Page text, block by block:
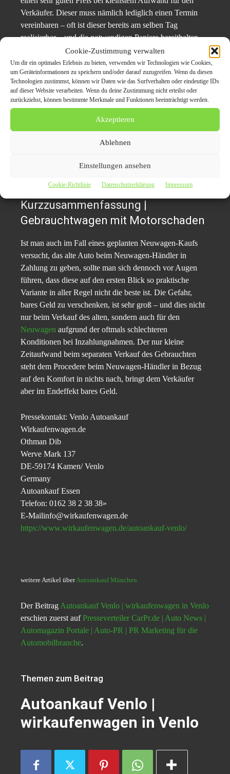
Cookie-Zustimmung verwalten
Um dir ein optimales Erlebnis zu bieten, verwenden wir Technologien wie Cookies,
um Geräteinformationen zu speichern und/oder darauf zuzugreifen. Wenn du diesen
Technologien zustimmst, können wir Daten wie das Surfverhalten oder eindeutige IDs
auf dieser Website verarbeiten. Wenn du deine Zustimmung nicht erteilst oder
zurückziehst, können bestimmte Merkmale und Funktionen beeinträchtigt werden.
Akzeptieren
Ablehnen
Einstellungen ansehen
Cookie-Richtlinie Datenschutzerklärung Impressum
Verkäufer. Dieser muss nämlich lediglich einen Termin
vereinbaren – oft ist dieser bereits am selben Tag
realisierbar – und die notwendigen Papiere bereithalten.
Autoankauf Venlo kauft jeden
Gebrauchtwagen an!
Schon macht sich der Mitarbeiter vom AutoankaufVenlo
auf den Weg zu ihm. Die halbe Stunde, die für die
steht den entsprechenden Verhandlungen beim
nach und bringt dem Kunden am Ende des Tages bares
Kurzzusammenfassung |
Gebrauchtwagen mit Motorschaden
Ist man auch im Fall eines geplanten Neuwagen-Kaufs
versucht, das alte Auto beim Neuwagen-Händler in
Zahlung zu geben, sollte man sich dennoch vor Augen
führen, dass diese auf den ersten Blick so praktische
Variante in aller Regel nicht die beste ist. Die Gefahr,
bares Geld zu verschenken, ist sehr groß – und dies nicht
nur beim Verkauf des alten, sondern auch für den
Neuwagen aufgrund der oftmals schlechteren
Konditionen bei Inzahlungnahmen. Der nur kleine
Zeitaufwand beim separaten Verkauf des Gebrauchten
steht dem Procedere beim Neuwagen-Händler in Bezug
auf den Komfort in nichts nach, bringt dem Verkäufer
aber im Endeffekt bares Geld.
Pressekontakt: Venlo Autoankauf
Wirkaufenwagen.de
Othman Dib
Werve Mark 137
DE-59174 Kamen/ Venlo
Germany
Autoankauf Essen
Telefon: 0162 38 2 38 38»
E-Mailinfo@wirkaufenwagen.de
https://www.wirkaufenwagen.de/autoankauf-venlo/
weitere Artikel überAutoankauf München
Der BeitragAutoankauf Venlo | wirkaufenwagen in Venlo
erschien zuerst aufPresseverteiler CarPr.de | Auto News |
Automagazin Portale | Auto-PR | PR Marketing für die
Automobilbranche.
Themen zum Beitrag
Autoankauf Venlo |
wirkaufenwagen in Venlo